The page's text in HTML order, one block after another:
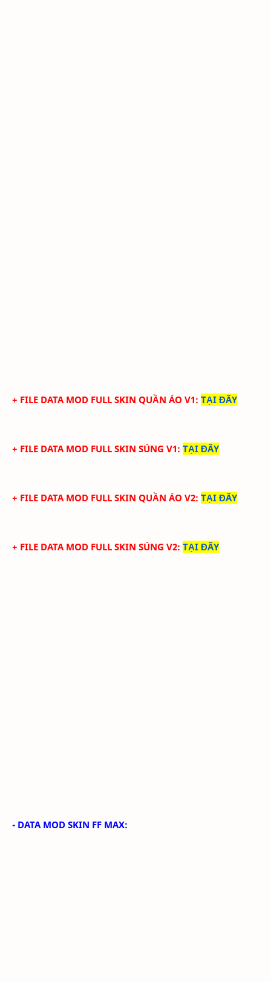
+ FILE DATA MOD FULL SKIN QUẦN ÁO V1: TẠI ĐÂY
+ FILE DATA MOD FULL SKIN SÚNG V1: TẠI ĐÂY
+ FILE DATA MOD FULL SKIN QUẦN ÁO V2: TẠI ĐÂY
+ FILE DATA MOD FULL SKIN SÚNG V2: TẠI ĐÂY
- DATA MOD SKIN FF MAX: